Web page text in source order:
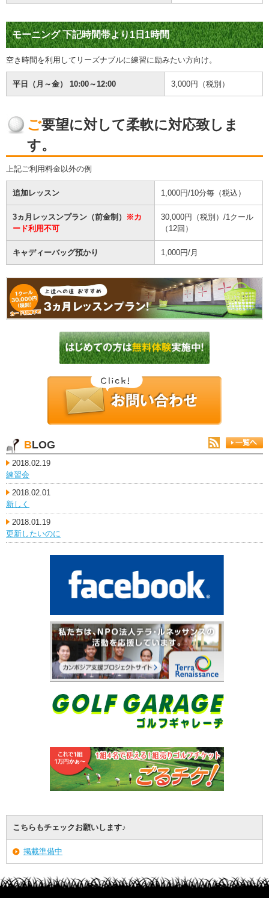
モーニング下記時間帯より1日1時間
空き時間を利用してリーズナブルに練習に励みたい方向け。
平日（月～金） 10:00～12:00 3,000円（税別 ）
ご要望に対して柔軟に対応致しま
す。
上記ご利用料金以外の例
追加レッスン 1,000円/10分毎（税込）
3ヵ月レッスンプラン（前金制）
※カ
ード利用不可
30,000円（税別）/1クール
（12回）
キャディーバッグ預かり 1,000円/月
BLOG
2018.02.19
練習会
2018.02.01
新しく
2018.01.19
更新したいのに
こちらもチェックお願いします♪
掲載準備中